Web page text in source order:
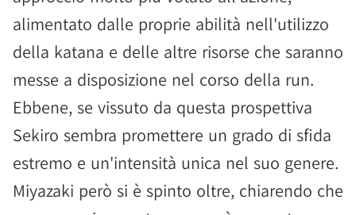
alimentato dalle proprie abilità nell'utilizzo
della katana e delle altre risorse che saranno
messe a disposizione nel corso della run.
Ebbene, se vissuto da questa prospettiva
Sekiro sembra promettere un grado di sfida
estremo e un'intensità unica nel suo genere.
Miyazaki però si è spinto oltre, chiarendo che